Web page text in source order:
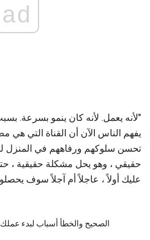
ad
"لأنه يعمل. لأنه كان ينمو بسرعة.
يفهم الناس الآن أن القناة التي هي
تحسن سلوكهم ورفاههم في المنزل
حقيقي ، وهو يحل مشكلة حقيقية ،
عليك أولاً ، عاجلاً أم آجلاً سوف
20 الصحيح والخطأ أسباب لبدء